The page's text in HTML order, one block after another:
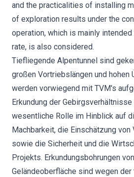
and the practicalities of installing
of exploration results under the
operation, which is mainly
rate, is also considered.
Tiefliegende Alpentunnel sind
großen Vortriebslängen und hohen
werden vorwiegend mit TVM's
Erkundung der
wesentliche Rolle im Hinblick auf
Machbarkeit, die Einschätzung
sowie die Sicherheit und die
Projekts. Erkundungsbohrungen
Geländeoberfläche sind wegen